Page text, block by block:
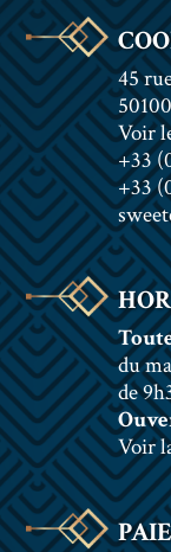
45
Voir
+33
+33
du
de
Voir